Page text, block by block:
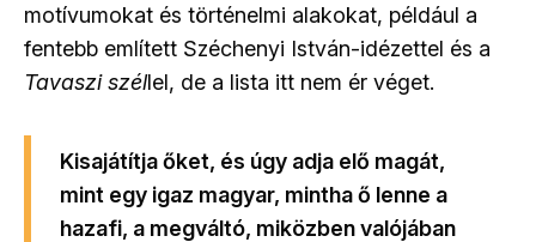
motívumokat és történelmi alakokat, például a
fentebb említett Széchenyi István-idézettel és a
Tavaszi széllel, de a lista itt nem ér véget.
Kisajátítja őket, és úgy adja elő magát,
mint egy igaz magyar, mintha ő lenne a
hazafi, a megváltó, miközben valójában